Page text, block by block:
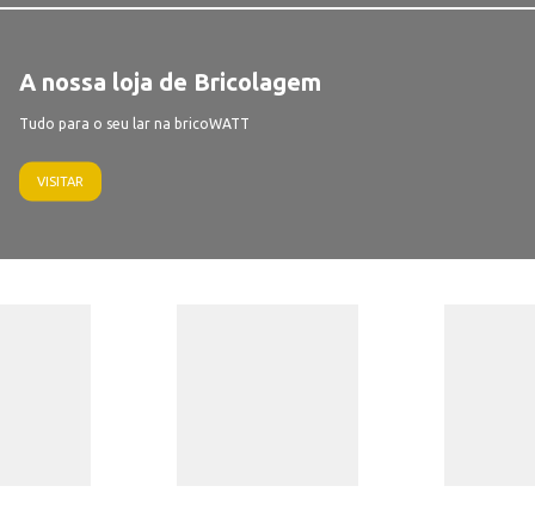
A nossa loja de Bricolagem
Tudo para o seu lar na bricoWATT
VISITAR